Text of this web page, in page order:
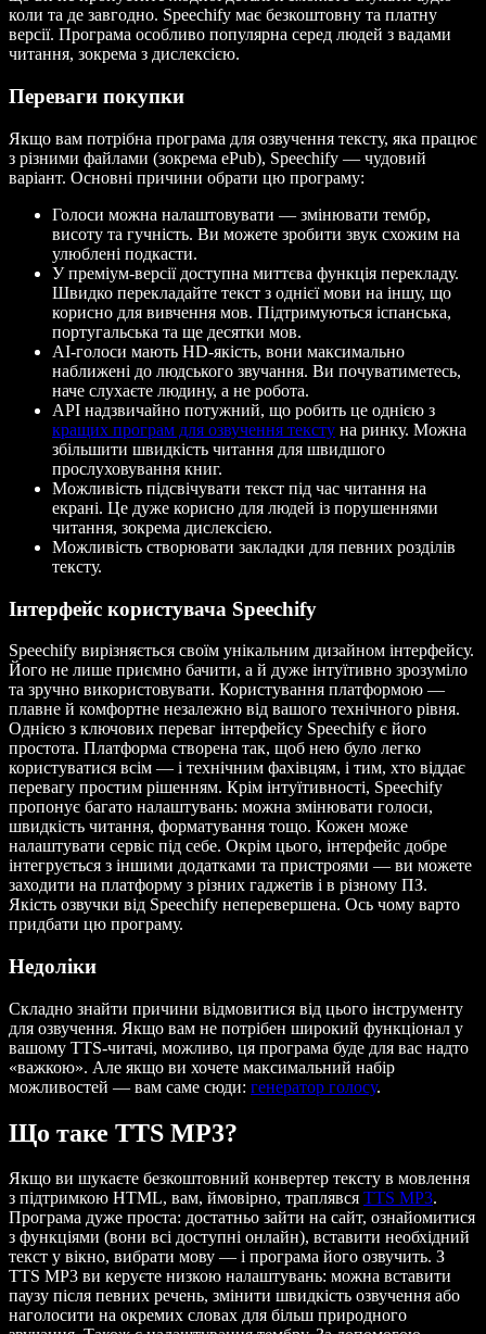
коли та де завгодно. Speechify має безкоштовну та платну
версії. Програма особливо популярна серед людей з вадами
читання, зокрема з дислексією.
Переваги покупки
Якщо вам потрібна програма для озвучення тексту, яка працює
з різними файлами (зокрема ePub), Speechify — чудовий
варіант. Основні причини обрати цю програму:
Голоси можна налаштовувати — змінювати тембр,
висоту та гучність. Ви можете зробити звук схожим на
улюблені подкасти.
У преміум-версії доступна миттєва функція перекладу.
Швидко перекладайте текст з однієї мови на іншу, що
корисно для вивчення мов. Підтримуються іспанська,
португальська та ще десятки мов.
AI-голоси мають HD-якість, вони максимально
наближені до людського звучання. Ви почуватиметесь,
наче слухаєте людину, а не робота.
API надзвичайно потужний, що робить це однією з
кращих програм для озвучення тексту на ринку. Можна
збільшити швидкість читання для швидшого
прослуховування книг.
Можливість підсвічувати текст під час читання на
екрані. Це дуже корисно для людей із порушеннями
читання, зокрема дислексією.
Можливість створювати закладки для певних розділів
тексту.
Інтерфейс користувача Speechify
Speechify вирізняється своїм унікальним дизайном інтерфейсу.
Його не лише приємно бачити, а й дуже інтуїтивно зрозуміло
та зручно використовувати. Користування платформою —
плавне й комфортне незалежно від вашого технічного рівня.
Однією з ключових переваг інтерфейсу Speechify є його
простота. Платформа створена так, щоб нею було легко
користуватися всім — і технічним фахівцям, і тим, хто віддає
перевагу простим рішенням. Крім інтуїтивності, Speechify
пропонує багато налаштувань: можна змінювати голоси,
швидкість читання, форматування тощо. Кожен може
налаштувати сервіс під себе. Окрім цього, інтерфейс добре
інтегрується з іншими додатками та пристроями — ви можете
заходити на платформу з різних гаджетів і в різному ПЗ.
Якість озвучки від Speechify неперевершена. Ось чому варто
придбати цю програму.
Недоліки
Складно знайти причини відмовитися від цього інструменту
для озвучення. Якщо вам не потрібен широкий функціонал у
вашому TTS-читачі, можливо, ця програма буде для вас надто
«важкою». Але якщо ви хочете максимальний набір
можливостей — вам саме сюди: генератор голосу.
Що таке TTS MP3?
Якщо ви шукаєте безкоштовний конвертер тексту в мовлення
з підтримкою HTML, вам, ймовірно, траплявся TTS MP3.
Програма дуже проста: достатньо зайти на сайт, ознайомитися
з функціями (вони всі доступні онлайн), вставити необхідний
текст у вікно, вибрати мову — і програма його озвучить. З
TTS MP3 ви керуєте низкою налаштувань: можна вставити
паузу після певних речень, змінити швидкість озвучення або
наголосити на окремих словах для більш природного